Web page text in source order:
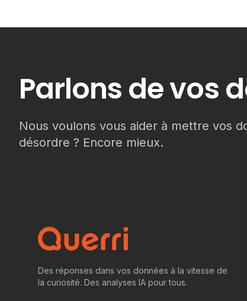
Parlons de vos
Nous voulons vous aider à mettre vos
désordre ? Encore mieux.
Des réponses dans vos données à la vitesse de
la curiosité. Des analyses IA pour tous.